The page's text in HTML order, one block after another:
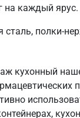
на каждый ярус.
полки-
кухонный